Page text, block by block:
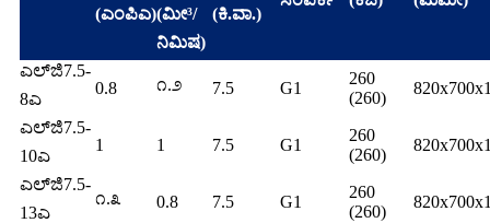
(ಎಂಪಿಎ)(ಮೀ³/
ನಿಮಿಷ)
(ಕಿ.ವಾ.)
ಎಲ್‌ಜಿ7.5-
8ಎ
0.8 ೧.೨ 7.5 G1
260
(260)
ಎಲ್‌ಜಿ7.5-
10ಎ
1 1 7.5 G1
260
(260)
ಎಲ್‌ಜಿ7.5-
13ಎ
೧.೩ 0.8 7.5 G1
260
(260)